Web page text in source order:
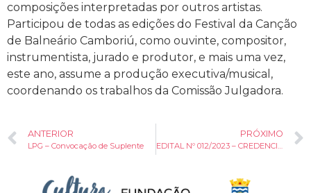
composições interpretadas por outros artistas.
Participou de todas as edições do Festival da Canção
de Balneário Camboriú, como ouvinte, compositor,
instrumentista, jurado e produtor, e mais uma vez,
este ano, assume a produção executiva/musical,
coordenando os trabalhos da Comissão Julgadora.
ANTERIOR
LPG – Convocação de Suplente
PRÓXIMO
EDITAL Nº 012/2023 – CREDENCIAMENTO DE TENDAS DE GASTRONOMIA CULTURAL PARA 1º FESTIVAL ESTADO DE ROCK DE BALNEÁRIO CAMBORIÚ